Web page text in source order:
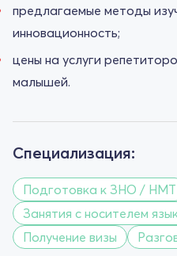
предлагаемые методы
инновационность;
цены на услуги
малышей.
Специализация:
Подготовка к ЗНО / НМТ
Занятия с носителем
Получение визы